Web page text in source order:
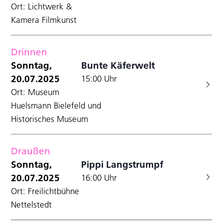
Ort: Lichtwerk &
Kamera Filmkunst
Drinnen
Sonntag,
20.07.2025
Bunte Käferwelt
15:00 Uhr
Ort: Museum
Huelsmann Bielefeld und
Historisches Museum
Draußen
Sonntag,
20.07.2025
Pippi Langstrumpf
16:00 Uhr
Ort: Freilichtbühne
Nettelstedt